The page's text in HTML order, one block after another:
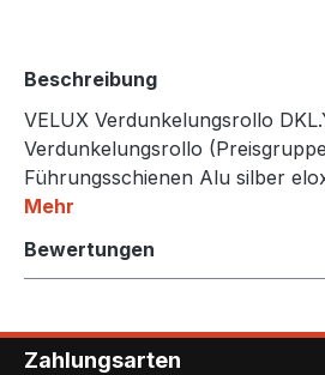
Beschreibung
VELUX Verdunkelungsrollo
Verdunkelungsrollo
Führungsschienen Alu silber
Mehr
Bewertungen
Zahlungsarten